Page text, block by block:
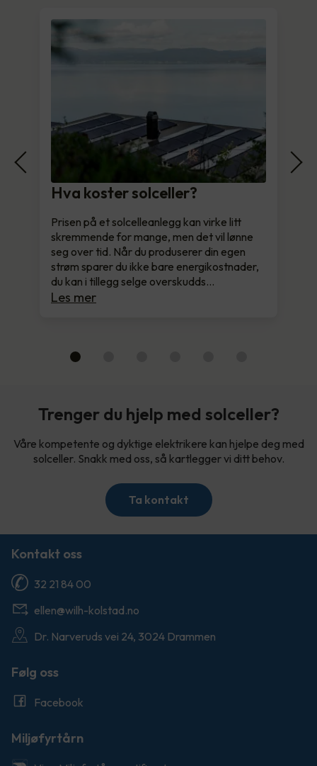
Hva koster solceller?
Prisen på et solcelleanlegg kan virke litt
skremmende for mange, men det vil lønne
seg over tid. Når du produserer din egen
strøm sparer du ikke bare energikostnader,
du kan i tillegg selge overskudds…
Les mer
Trenger du hjelp med solceller?
Våre kompetente og dyktige elektrikere kan hjelpe deg med
solceller. Snakk med oss, så kartlegger vi ditt behov.
Ta kontakt
Kontakt oss
32 21 84 00
ellen@wilh-kolstad.no
Dr. Narveruds vei 24, 3024 Drammen
Følg oss
Facebook
Miljøfyrtårn